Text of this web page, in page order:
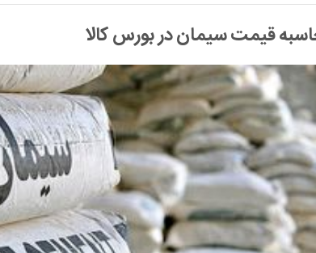
قیمت سیمان در بورس کالا